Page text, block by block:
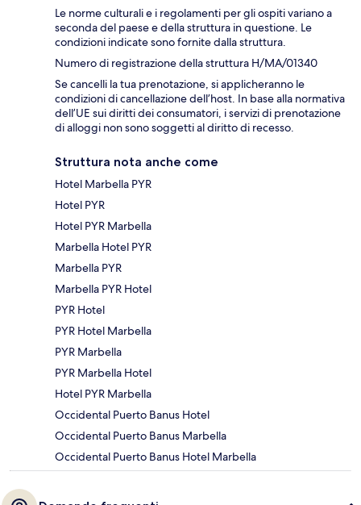
Le norme culturali e i regolamenti per gli ospiti variano a
seconda del paese e della struttura in questione. Le
condizioni indicate sono fornite dalla struttura.
Numero di registrazione della struttura H/MA/01340
Se cancelli la tua prenotazione, si applicheranno le
condizioni di cancellazione dell’host. In base alla normativa
dell’UE sui diritti dei consumatori, i servizi di prenotazione
di alloggi non sono soggetti al diritto di recesso.
Struttura nota anche come
Hotel Marbella PYR
Hotel PYR
Hotel PYR Marbella
Marbella Hotel PYR
Marbella PYR
Marbella PYR Hotel
PYR Hotel
PYR Hotel Marbella
PYR Marbella
PYR Marbella Hotel
Hotel PYR Marbella
Occidental Puerto Banus Hotel
Occidental Puerto Banus Marbella
Occidental Puerto Banus Hotel Marbella